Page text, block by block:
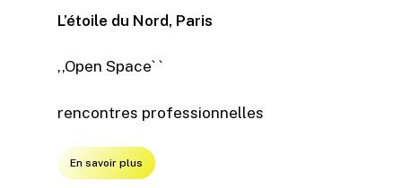
L’étoile du Nord, Paris
,,Open Space` `
rencontres professionnelles
En savoir plus